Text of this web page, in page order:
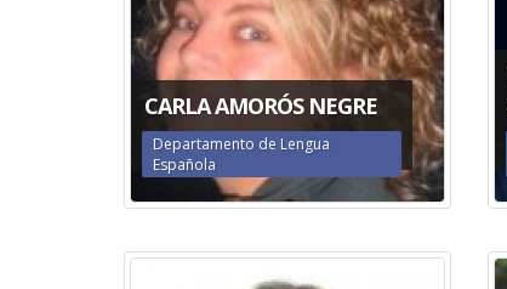
CARLA AMORÓS NEGRE
Departamento de Lengua
Española